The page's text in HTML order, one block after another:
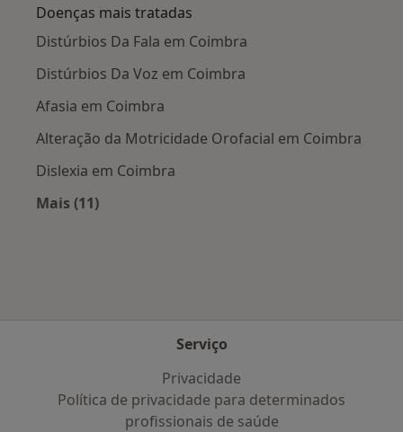
Doenças mais tratadas
Distúrbios Da Fala em Coimbra
Distúrbios Da Voz em Coimbra
Afasia em Coimbra
Alteração da Motricidade Orofacial em Coimbra
Dislexia em Coimbra
Mais (11)
Serviço
Privacidade
Política de privacidade para determinados
profissionais de saúde